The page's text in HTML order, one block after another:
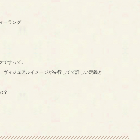
ーラング
ですって。
ヴィジュアルイメージが先行してて詳しい定義と
？